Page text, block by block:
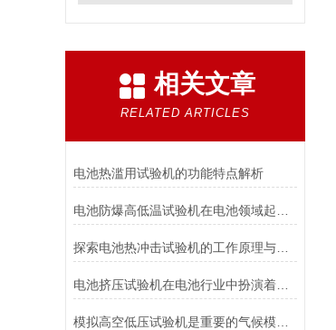
相关文章
RELATED ARTICLES
电池热滥用试验机的功能特点解析
探索电池热冲击试验机的工作原理与应用
模拟高空低压试验机是重要的气候模拟设备